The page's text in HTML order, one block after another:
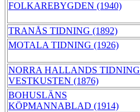
FOLKAREBYGDEN (1940)
TRANÅS TIDNING (1892)
MOTALA TIDNING (1926)
NORRA HALLANDS TIDNING
VESTKUSTEN (1876)
BOHUSLÄNS
KÖPMANNABLAD (1914)